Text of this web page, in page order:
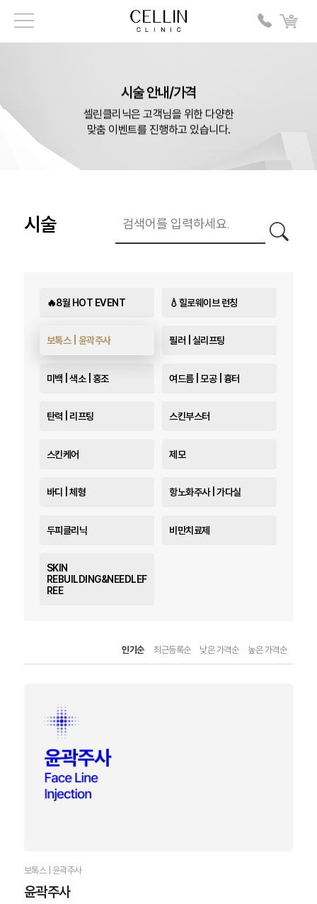
시술 안내/가격
셀린클리닉은 고객님을 위한 다양한
맞춤 이벤트를 진행하고 있습니다.
시술
🔥8월 HOT EVENT 💧힐로웨이브 런칭
보톡스 | 윤곽주사 필러 | 실리프팅
미백 | 색소 | 홍조 여드름 | 모공 | 흉터
탄력 | 리프팅 스킨부스터
스킨케어 제모
바디 | 체형 항노화주사 | 가다실
두피클리닉 비만치료제
SKIN
REBUILDING&NEEDLEF
REE
인기순 최근등록순 낮은 가격순 높은 가격순
보톡스 | 윤곽주사
윤곽주사